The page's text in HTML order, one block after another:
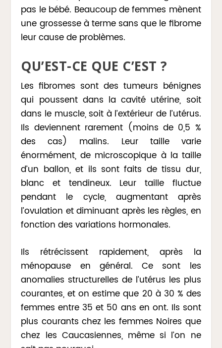
pas le bébé. Beaucoup de femmes mènent
une grossesse à terme sans que le fibrome
leur cause de problèmes.
QU’EST-CE QUE C’EST ?
Les fibromes sont des tumeurs bénignes
qui poussent dans la cavité utérine, soit
dans le muscle, soit à l’extérieur de l’utérus.
Ils deviennent rarement (moins de 0,5 %
des cas) malins. Leur taille varie
énormément, de microscopique à la taille
d’un ballon, et ils sont faits de tissu dur,
blanc et tendineux. Leur taille fluctue
pendant le cycle, augmentant après
l’ovulation et diminuant après les règles, en
fonction des variations hormonales.
Ils rétrécissent rapidement, après la
ménopause en général. Ce sont les
anomalies structurelles de l’utérus les plus
courantes, et on estime que 20 à 30 % des
femmes entre 35 et 50 ans en ont. Ils sont
plus courants chez les femmes Noires que
chez les Caucasiennes, même si l’on ne